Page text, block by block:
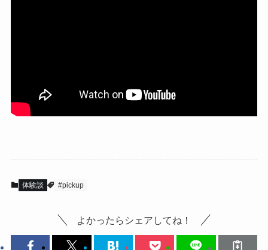
体験談 #pickup
よかったらシェアしてね！